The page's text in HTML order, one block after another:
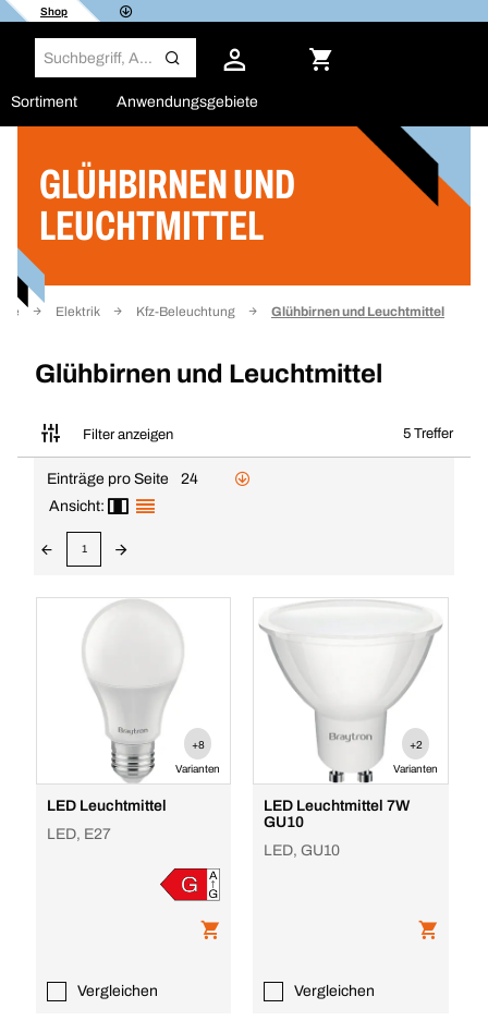
Shop
Sortiment Anwendungsgebiete
GLÜHBIRNEN UND
LEUCHTMITTEL
Elektrik Kfz-Beleuchtung Glühbirnen und Leuchtmittel
Glühbirnen und Leuchtmittel
Filter anzeigen 5 Treffer
Filter
Einträge pro Seite
24
Ansicht:
1
+8
Varianten
LED Leuchtmittel
LED, E27
Vergleichen
+2
Varianten
LED Leuchtmittel 7W
GU10
LED, GU10
Vergleichen